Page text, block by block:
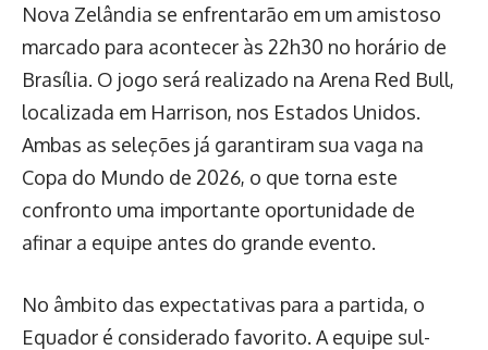
Nova Zelândia se enfrentarão em um amistoso
marcado para acontecer às 22h30 no horário de
Brasília. O jogo será realizado na Arena Red Bull,
localizada em Harrison, nos Estados Unidos.
Ambas as seleções já garantiram sua vaga na
Copa do Mundo de 2026, o que torna este
confronto uma importante oportunidade de
afinar a equipe antes do grande evento.
No âmbito das expectativas para a partida, o
Equador é considerado favorito. A equipe sul-